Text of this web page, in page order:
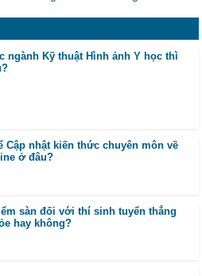
ngành Kỹ thuật Hình ảnh Y học thì
Cập nhật kiến thức chuyên môn về
ở đâu?
sàn đối với thí sinh tuyển thẳng
hay không?